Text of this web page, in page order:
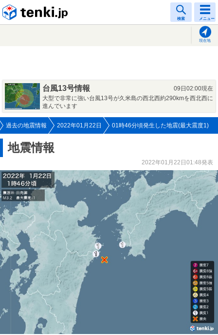
検索 メニュー
現在地
台風13号情報
09日02:00現在
大型で非常に強い台風13号が久米島の西北西約290kmを西北西に
進んでいます
過去の地震情報 2022年01月22日 01時46分頃発生した地震(最大震度1)
地震情報
2022年01月22日01:48発表